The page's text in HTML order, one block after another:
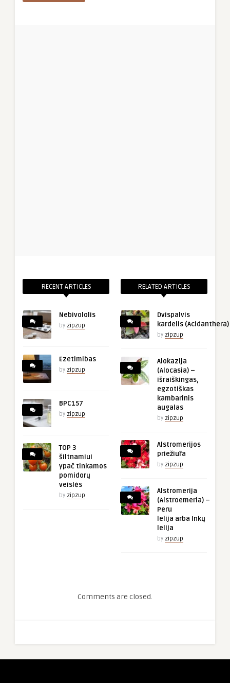
RECENT ARTICLES
Nebivololis
by zipzup
Ezetimibas
by zipzup
BPC157
by zipzup
TOP 3
šiltnamiui
ypač tinkamos
pomidorų
veislės
by zipzup
RELATED ARTICLES
Dvispalvis
kardelis (Acidanthera)
by zipzup
Alokazija
(Alocasia) –
išraiškingas,
egzotiškas
kambarinis
augalas
by zipzup
Alstromerijos
priežiūra
by zipzup
Alstromerija
(Alstroemeria) –
Peru
lelija arba Inkų
lelija
by zipzup
Comments are closed.